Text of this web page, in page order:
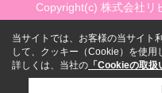
Copyright(c) 株式会社リ
当サイトでは、お客様の当サイト
して、クッキー（Cookie）を使用
詳しくは、当社の 「Cookieの取扱